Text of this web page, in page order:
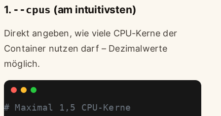
1. --cpus (am intuitivsten)
Direkt angeben, wie viele CPU-Kerne der
Container nutzen darf – Dezimalwerte
möglich.
# Maximal 1,5 CPU-Kerne